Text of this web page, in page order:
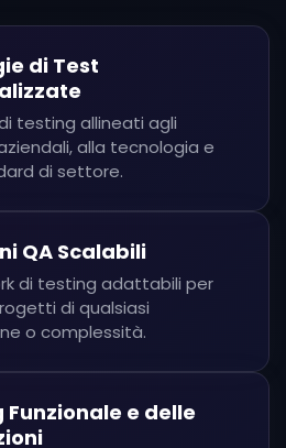
di Test
testing allineati agli
alla tecnologia e
di settore.
QA Scalabili
di testing adattabili per
di qualsiasi
o complessità.
Funzionale e delle